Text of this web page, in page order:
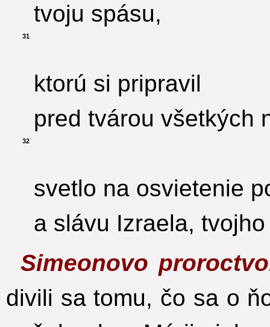
tvoju spásu,
31
ktorú si pripravil
pred tvárou všetkých
32
svetlo na osvietenie
a slávu Izraela, tvojho
Simeonovo
divili sa tomu, čo sa o